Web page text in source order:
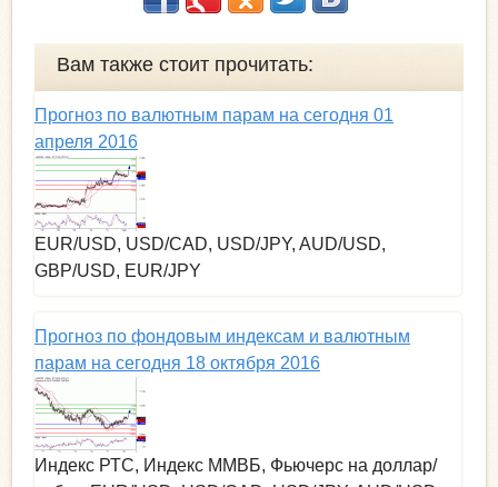
Вам также стоит прочитать:
Прогноз по валютным парам на сегодня 01
апреля 2016
EUR/USD, USD/CAD, USD/JPY, AUD/USD,
GBP/USD, EUR/JPY
Прогноз по фондовым индексам и валютным
парам на сегодня 18 октября 2016
Индекс РТС, Индекс ММВБ, Фьючерс на доллар/